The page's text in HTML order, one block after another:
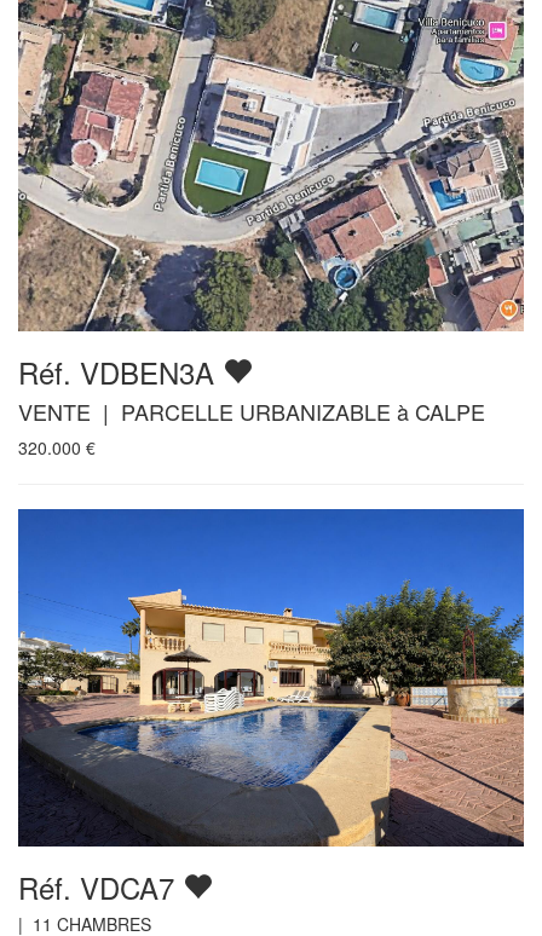
Réf. VDBEN3A
VENTE | PARCELLE URBANIZABLE à CALPE
320.000 €
Réf. VDCA7
| 11 CHAMBRES